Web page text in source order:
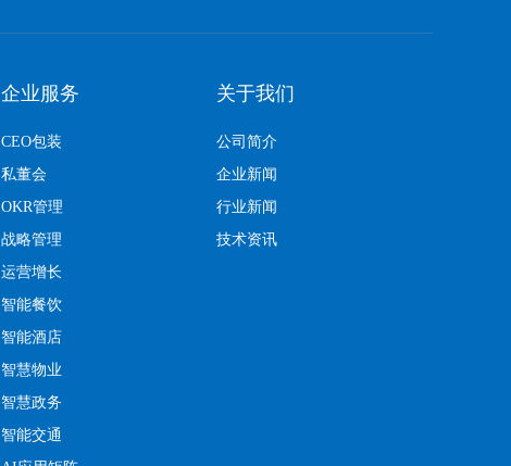
企业服务
CEO包装
私董会
OKR管理
战略管理
运营增长
智能餐饮
智能酒店
智慧物业
智慧政务
智能交通
关于我们
公司简介
企业新闻
行业新闻
技术资讯